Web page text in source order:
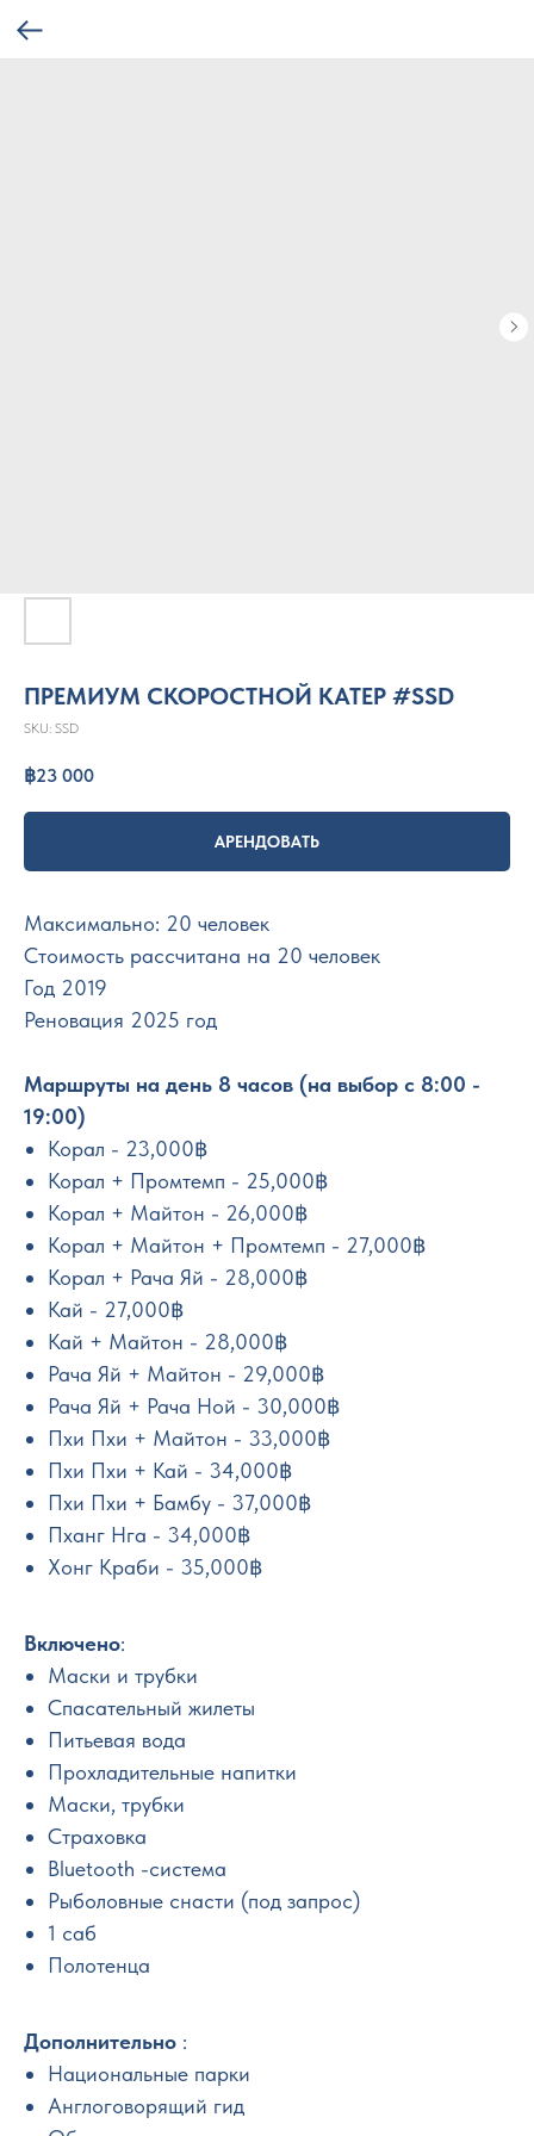
ПРЕМИУМ СКОРОСТНОЙ КАТЕР #SSD
SKU: SSD
฿23 000
АРЕНДОВАТЬ
Максимально: 20 человек
Стоимость рассчитана на 20 человек
Год 2019
Реновация 2025 год
Маршруты на день 8 часов (на выбор с 8:00 -
19:00)
Корал - 23,000฿
Корал + Промтемп - 25,000฿
Корал + Майтон - 26,000฿
Корал + Майтон + Промтемп - 27,000฿
Корал + Рача Яй - 28,000฿
Кай - 27,000฿
Кай + Майтон - 28,000฿
Рача Яй + Майтон - 29,000฿
Рача Яй + Рача Ной - 30,000฿
Пхи Пхи + Майтон - 33,000฿
Пхи Пхи + Кай - 34,000฿
Пхи Пхи + Бамбу - 37,000฿
Пханг Нга - 34,000฿
Хонг Краби - 35,000฿
Включено:
Маски и трубки
Спасательный жилеты
Питьевая вода
Прохладительные напитки
Маски, трубки
Страховка
Bluetooth -система
Рыболовные снасти (под запрос)
1 саб
Полотенца
Дополнительно :
Национальные парки
Англоговорящий гид